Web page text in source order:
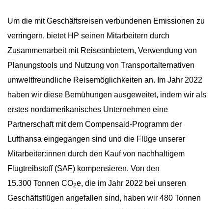
Um die mit Geschäftsreisen verbundenen Emissionen zu
verringern, bietet HP seinen Mitarbeitern durch
Zusammenarbeit mit Reiseanbietern, Verwendung von
Planungstools und Nutzung von Transportalternativen
umweltfreundliche Reisemöglichkeiten an. Im Jahr 2022
haben wir diese Bemühungen ausgeweitet, indem wir als
erstes nordamerikanisches Unternehmen eine
Partnerschaft mit dem Compensaid-Programm der
Lufthansa eingegangen sind und die Flüge unserer
Mitarbeiter:innen durch den Kauf von nachhaltigem
Flugtreibstoff (SAF) kompensieren. Von den
15.300 Tonnen CO2e, die im Jahr 2022 bei unseren
Geschäftsflügen angefallen sind, haben wir 480 Tonnen